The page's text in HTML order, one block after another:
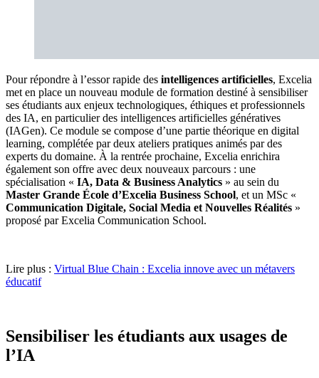
Pour répondre à l’essor rapide des intelligences artificielles, Excelia
met en place un nouveau module de formation destiné à sensibiliser
ses étudiants aux enjeux technologiques, éthiques et professionnels
des IA, en particulier des intelligences artificielles génératives
(IAGen). Ce module se compose d’une partie théorique en digital
learning, complétée par deux ateliers pratiques animés par des
experts du domaine. À la rentrée prochaine, Excelia enrichira
également son offre avec deux nouveaux parcours : une
spécialisation « IA, Data & Business Analytics » au sein du
Master Grande École d’Excelia Business School, et un MSc «
Communication Digitale, Social Media et Nouvelles Réalités »
proposé par Excelia Communication School.
Lire plus : Virtual Blue Chain : Excelia innove avec un métavers
éducatif
Sensibiliser les étudiants aux usages de
l’IA